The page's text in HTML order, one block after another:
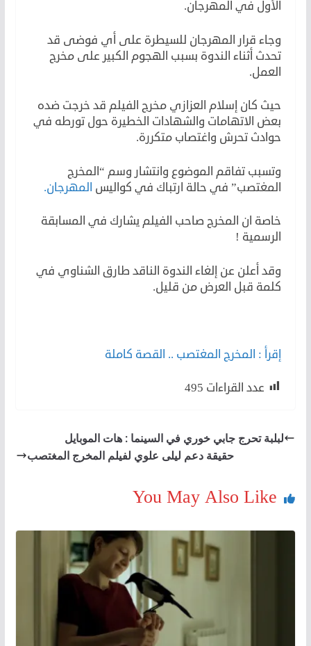
الأول في المهرجان.
وجاء قرار المهرجان للسيطرة على أي فوضى قد
تحدث أثناء الندوة بسبب الهجوم الكبير على مخرج
العمل.
حيث كان إسلام العزازي مخرج الفيلم قد خرجت ضده
بعض الاتهامات والشهادات الخطيرة حول تورطه في
حوادث تحرش واغتصاب متكررة.
وتسبب تفاقم الموضوع وانتشار وسم “المخرج
المغتصب” في حالة ارتباك في كواليس المهرجان.
خاصة ان المخرج صاحب الفيلم يشارك في المسابقة
الرسمية !
وقد أعلن عن إلغاء الندوة الناقد طارق الشناوي في
كلمة قبل العرض من قليل.
إقرأ : المخرج المغتصب .. القصة كاملة
عدد القراءات 495
لبلبة تحرج جابي خوري في السينما : هات الموبايل
حقيقة دعم ليلى علوي لفيلم المخرج المغتصب
You May Also Like